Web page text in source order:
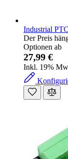
Industrial
Der Preis
Optionen ab
27,99 €
Inkl. 19%